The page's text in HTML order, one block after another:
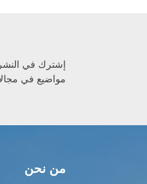
إشترك في
مواضيع في
من نحن